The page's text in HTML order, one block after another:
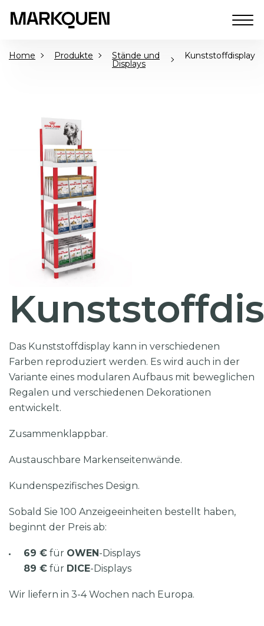
Home Produkte Stände und
Displays
Kunststoffdisplay
Das Kunststoffdisplay kann in verschiedenen
Farben reproduziert werden. Es wird auch in der
Variante eines modularen Aufbaus mit beweglichen
Regalen und verschiedenen Dekorationen
entwickelt.
Zusammenklappbar.
Austauschbare Markenseitenwände.
Kundenspezifisches Design.
Sobald Sie 100 Anzeigeeinheiten bestellt haben,
beginnt der Preis ab:
69 € für OWEN -Displays
89 € für DICE-Displays
Wir liefern in 3-4 Wochen nach Europa.